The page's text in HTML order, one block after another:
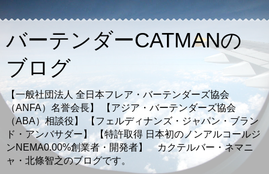
バーテンダーCATMANの
ブログ
【一般社団法人 全日本フレア・バーテンダーズ協会
（ANFA）名誉会長】 【アジア・バーテンダーズ協会
（ABA）相談役】 【フェルディナンズ・ジャパン・ブラン
ド・アンバサダー】 【特許取得 日本初のノンアルコールジ
ンNEMA0.00%創業者・開発者】 カクテルバー・ネマニ
ャ・北條智之のブログです。